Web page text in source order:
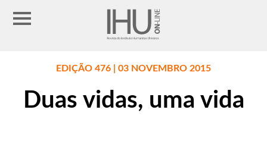
EDIÇÃO 476 | 03 NOVEMBRO 2015
Duas vidas, uma vida